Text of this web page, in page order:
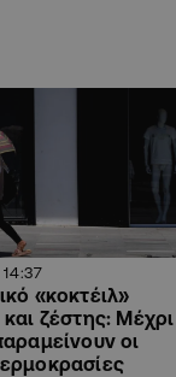
14:37
«κοκτέιλ»
ζέστης: Μέχρι
οι